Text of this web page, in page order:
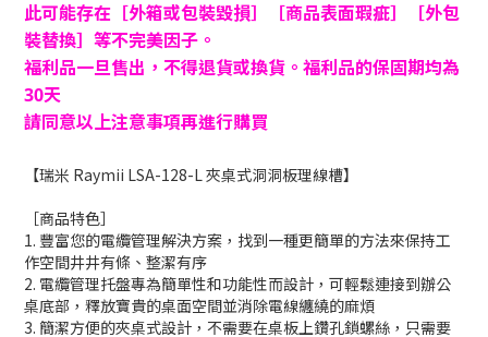
此可能存在［外箱或包裝毀損］［商品表面瑕疵］［外包
裝替換］等不完美因子。
福利品一旦售出，不得退貨或換貨。福利品的保固期均為
30天
請同意以上注意事項再進行購買
【瑞米 Raymii LSA-128-L 夾桌式洞洞板理線槽】
［商品特色］
1. 豐富您的電纜管理解決方案，找到一種更簡單的方法來保持工
作空間井井有條、整潔有序
2. 電纜管理托盤專為簡單性和功能性而設計，可輕鬆連接到辦公
桌底部，釋放寶貴的桌面空間並消除電線纏繞的麻煩
3. 簡潔方便的夾桌式設計，不需要在桌板上鑽孔鎖螺絲，只需要